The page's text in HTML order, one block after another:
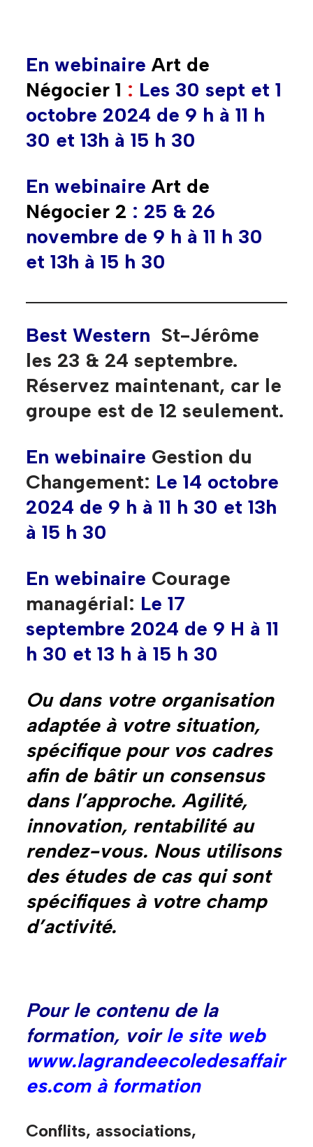
En webinaire Art de
Négocier 1 : Les 30 sept et 1
octobre 2024 de 9 h à 11 h
30 et 13h à 15 h 30
En webinaire Art de
Négocier 2 : 25 & 26
novembre de 9 h à 11 h 30
et 13h à 15 h 30
Best Western St-Jérôme
les 23 & 24 septembre.
Réservez maintenant, car le
groupe est de 12 seulement.
En webinaire Gestion du
Changement: Le 14 octobre
2024 de 9 h à 11 h 30 et 13h
à 15 h 30
En webinaire Courage
managérial: Le 17
septembre 2024 de 9 H à 11
h 30 et 13 h à 15 h 30
Ou dans votre organisation
adaptée à votre situation,
spécifique pour vos cadres
afin de bâtirun consensus
dans l’approche.Agilité,
innovation, rentabilitéau
rendez-vous. Nous utilisons
des études de cas qui sont
spécifiques à votre champ
d’activité.
Pour le contenu de la
formation, voirle site web
www.lagrandeecoledesaffair
es.com à formation
Conflits, associations,